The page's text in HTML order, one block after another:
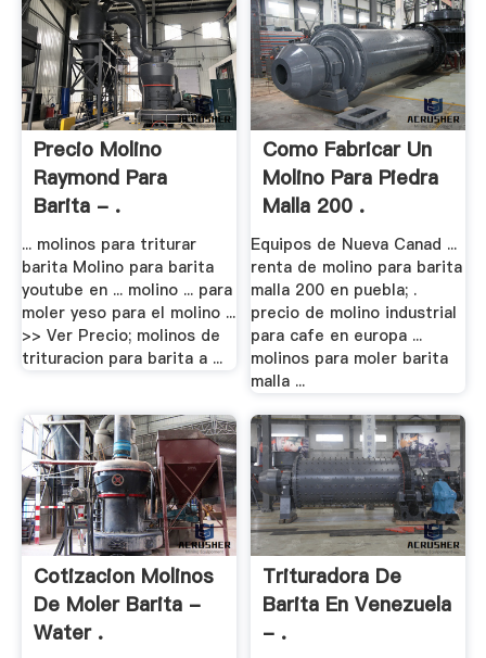
Precio Molino
Raymond Para
Barita - .
... molinos para triturar
barita Molino para barita
youtube en ... molino ... para
moler yeso para el molino ...
>> Ver Precio; molinos de
trituracion para barita a ...
Como Fabricar Un
Molino Para Piedra
Malla 200 .
Equipos de Nueva Canad ...
renta de molino para barita
malla 200 en puebla; .
precio de molino industrial
para cafe en europa ...
molinos para moler barita
malla ...
Cotizacion Molinos
De Moler Barita -
Water .
Trituradora De
Barita En Venezuela
- .